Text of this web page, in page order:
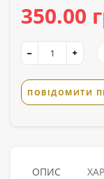
350.00
ПОВІДОМИТИ
ОПИС